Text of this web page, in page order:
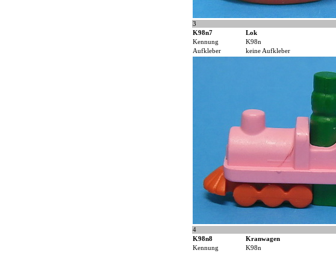
3
K98n7
Lok
Kennung
K98n
Aufkleber
keine Aufkleber
4
K98n8
Kranwagen
Kennung
K98n